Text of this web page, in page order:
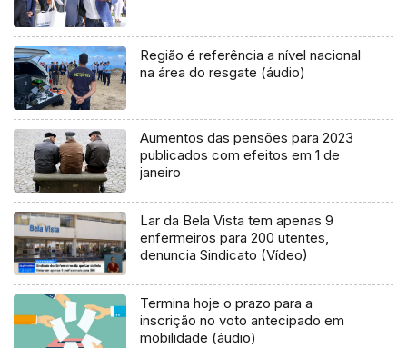
Região é referência a nível nacional
na área do resgate (áudio)
Aumentos das pensões para 2023
publicados com efeitos em 1 de
janeiro
Lar da Bela Vista tem apenas 9
enfermeiros para 200 utentes,
denuncia Sindicato (Vídeo)
Termina hoje o prazo para a
inscrição no voto antecipado em
mobilidade (áudio)